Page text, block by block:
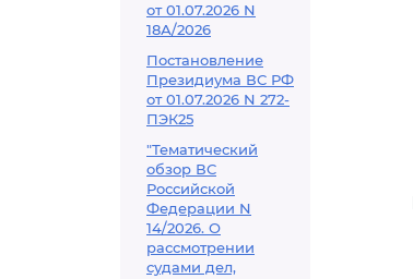
от 01.07.2026 N
18А/2026
Постановление
Президиума ВС РФ
от 01.07.2026 N 272-
ПЭК25
"Тематический
обзор ВС
Российской
Федерации N
14/2026. О
рассмотрении
судами дел,